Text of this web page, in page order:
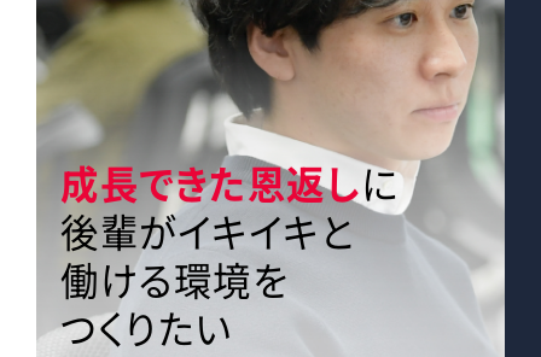
成長できた恩返しに
後輩がイキイキと
働ける環境を
つくりたい